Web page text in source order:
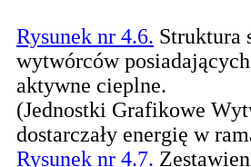
Rysunek nr 4.6. Struktura
wytwórców
aktywne cieplne.
(Jednostki Grafikowe
dostarczały energię w
Rysunek nr 4.7.